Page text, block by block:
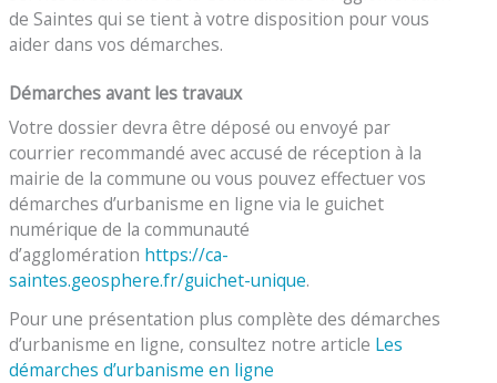
de Saintes qui se tient à votre disposition pour vous
aider dans vos démarches.
Démarches avant les travaux
Votre dossier devra être déposé ou envoyé par
courrier recommandé avec accusé de réception à la
mairie de la commune ou vous pouvez effectuer vos
démarches d’urbanisme en ligne via le guichet
numérique de la communauté
d’agglomération https://ca-
saintes.geosphere.fr/guichet-unique.
Pour une présentation plus complète des démarches
d’urbanisme en ligne, consultez notre article Les
démarches d’urbanisme en ligne